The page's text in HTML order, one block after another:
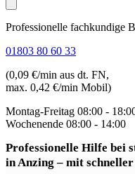
Professionelle fachkundige
01803 80 60 33
(0,09 €/min aus dt. FN,
max. 0,42 €/min Mobil)
Montag-Freitag 08:00 -
Wochenende 08:00 - 14:00
Professionelle Hilfe bei
in Anzing– mit